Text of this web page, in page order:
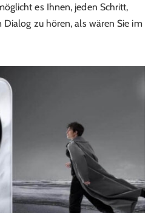
es Ihnen, jeden Schritt,
zu hören, als wären Sie im